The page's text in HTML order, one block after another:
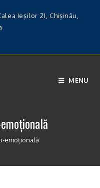
Ieşilor 21, Chișinău,
MENU
emoțională